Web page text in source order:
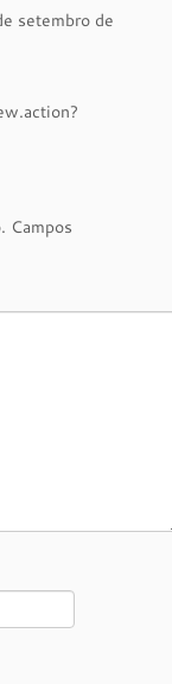
setembro de
Campos